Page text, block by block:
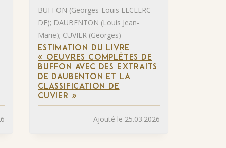
BUFFON (Georges-Louis LECLERC
DE); DAUBENTON (Louis Jean-
Marie); CUVIER (Georges)
ESTIMATION DU LIVRE
« OEUVRES COMPLÈTES DE
BUFFON AVEC DES EXTRAITS
DE DAUBENTON ET LA
CLASSIFICATION DE
CUVIER »
Ajouté le 25.03.2026